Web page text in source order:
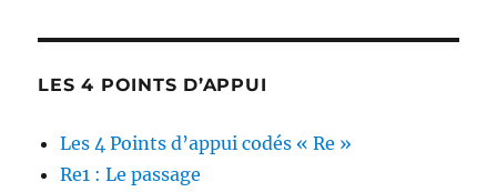
LES 4 POINTS D’APPUI
Les 4 Points d’appui codés « Re »
Re1 : Le passage